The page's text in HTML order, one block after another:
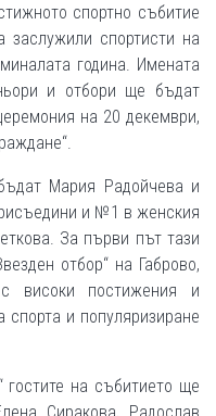
спортно събитие
заслужили спортисти на
година. Имената
и отбори ще бъдат
на 20 декември,
Мария Радойчева и
и №1 в женския
За първи път тази
отбор“ на Габрово,
високи постижения и
спорта и популяризиране
гостите на събитието ще